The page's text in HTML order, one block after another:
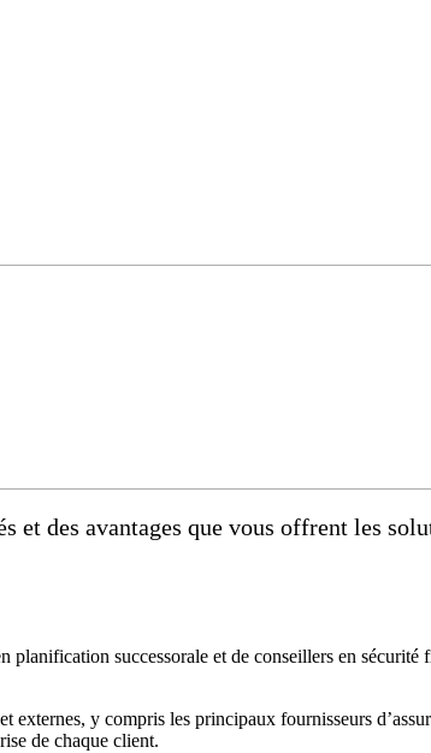
des avantages que vous offrent les
successorale et de conseillers en sécurité
y compris les principaux fournisseurs
de chaque client.